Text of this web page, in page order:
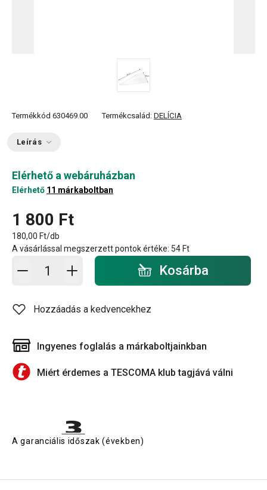
Termékkód 630469.00 Termékcsalád: DELÍCIA
Leírás
Elérhető a webáruházban
Elérhető 11 márkaboltban
1 800 Ft
180,00 Ft/db
A vásárlással megszerzett pontok értéke: 54 Ft
Kosárba - mennyiség Kosárba
Hozzáadás a kedvencekhez
Ingyenes foglalás a márkaboltjainkban
Miért érdemes a TESCOMA klub tagjává válni
A garanciális időszak (években)